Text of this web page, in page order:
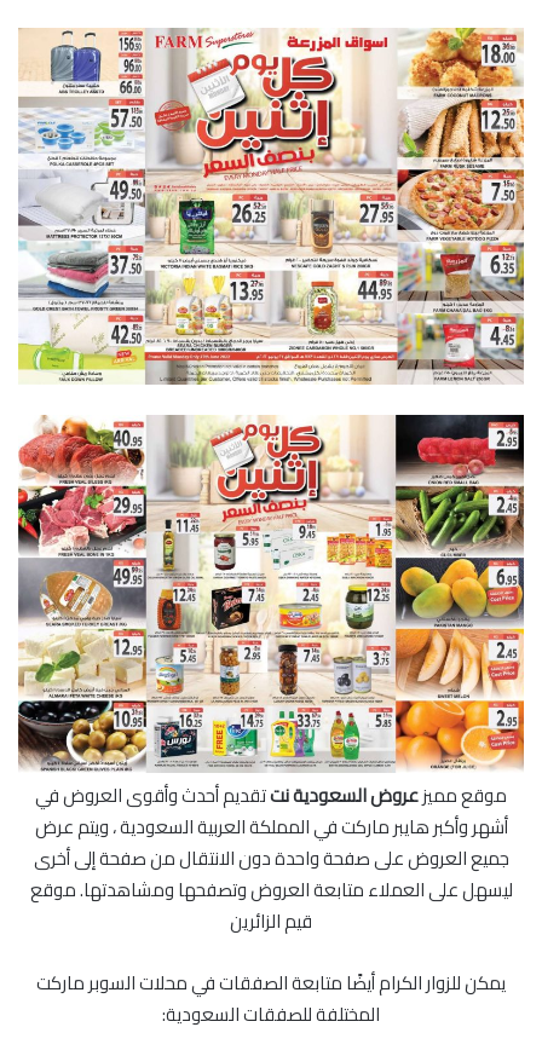
موقع مميزعروض السعودية نتتقديم أحدث وأقوى العروض في
أشهر وأكبر هايبر ماركت في المملكة العربية السعودية ، ويتم عرض
جميع العروض على صفحة واحدة دون الانتقال من صفحة إلى أخرى
ليسهل على العملاء متابعة العروض وتصفحها ومشاهدتها. موقع
قيم الزائرين
يمكن للزوار الكرام أيضًا متابعة الصفقات في محلات السوبر ماركت
المختلفة للصفقات السعودية: